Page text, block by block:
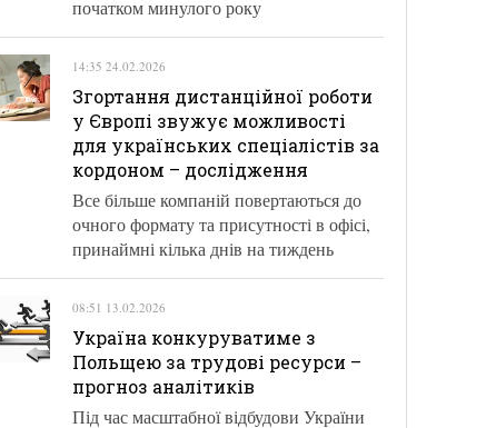
початком минулого року
14:35 24.02.2026
Згортання дистанційної роботи
у Європі звужує можливості
для українських спеціалістів за
кордоном – дослідження
Все більше компаній повертаються до
очного формату та присутності в офісі,
принаймні кілька днів на тиждень
08:51 13.02.2026
Україна конкуруватиме з
Польщею за трудові ресурси –
прогноз аналітиків
Під час масштабної відбудови України